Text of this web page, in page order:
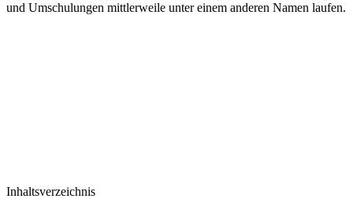
und Umschulungen mittlerweile unter einem anderen Namen laufen.
Inhaltsverzeichnis